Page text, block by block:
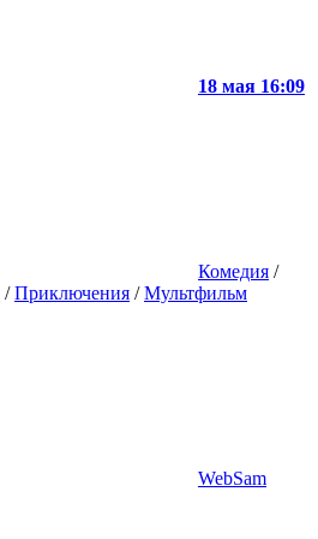
18 мая 16:09
Комедия /
/Приключения /Мультфильм
WebSam